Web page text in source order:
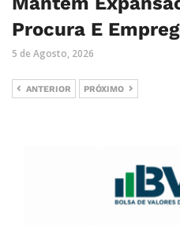
Procura E
5 de Agosto, 2026
ANTERIOR PRÓXIMO